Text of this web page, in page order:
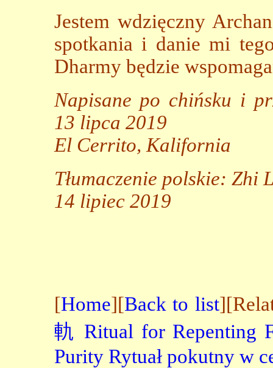
Jestem wdzięczny
spotkania i danie mi
Dharmy będzie
Napisane po chińsku i
13 lipca 2019
El Cerrito, Kalifornia
Tłumaczenie polskie: Zhi
14 lipiec 2019
[Home][Back to list
軌 Ritual for Repenting
Purity Rytuał pokutny w